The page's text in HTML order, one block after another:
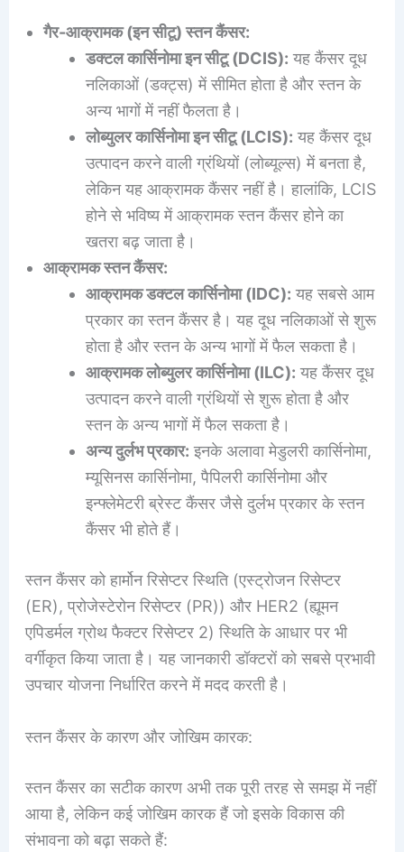
गैर-आक्रामक (इन सीटू) स्तन कैंसर:
डक्टल कार्सिनोमा इन सीटू (DCIS): यह कैंसर दूध
नलिकाओं (डक्ट्स) में सीमित होता है और स्तन के
अन्य भागों में नहीं फैलता है।
लोब्युलर कार्सिनोमा इन सीटू (LCIS): यह कैंसर दूध
उत्पादन करने वाली ग्रंथियों (लोब्यूल्स) में बनता है,
लेकिन यह आक्रामक कैंसर नहीं है। हालांकि, LCIS
होने से भविष्य में आक्रामक स्तन कैंसर होने का
खतरा बढ़ जाता है।
आक्रामक स्तन कैंसर:
आक्रामक डक्टल कार्सिनोमा (IDC): यह सबसे आम
प्रकार का स्तन कैंसर है। यह दूध नलिकाओं से शुरू
होता है और स्तन के अन्य भागों में फैल सकता है।
आक्रामक लोब्युलर कार्सिनोमा (ILC): यह कैंसर दूध
उत्पादन करने वाली ग्रंथियों से शुरू होता है और
स्तन के अन्य भागों में फैल सकता है।
अन्य दुर्लभ प्रकार: इनके अलावा मेडुलरी कार्सिनोमा,
म्यूसिनस कार्सिनोमा, पैपिलरी कार्सिनोमा और
इन्फ्लेमेटरी ब्रेस्ट कैंसर जैसे दुर्लभ प्रकार के स्तन
कैंसर भी होते हैं।
स्तन कैंसर को हार्मोन रिसेप्टर स्थिति (एस्ट्रोजन रिसेप्टर
(ER), प्रोजेस्टेरोन रिसेप्टर (PR)) और HER2 (ह्यूमन
एपिडर्मल ग्रोथ फैक्टर रिसेप्टर 2) स्थिति के आधार पर भी
वर्गीकृत किया जाता है। यह जानकारी डॉक्टरों को सबसे प्रभावी
उपचार योजना निर्धारित करने में मदद करती है।
स्तन कैंसर के कारण और जोखिम कारक:
स्तन कैंसर का सटीक कारण अभी तक पूरी तरह से समझ में नहीं
आया है, लेकिन कई जोखिम कारक हैं जो इसके विकास की
संभावना को बढ़ा सकते हैं: